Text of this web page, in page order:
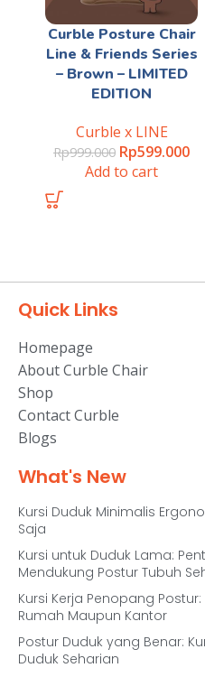
Curble Posture Chair
Line & Friends Series
– Brown – LIMITED
EDITION
Curble x LINE
Rp999.000 Rp599.000
Add to cart
Quick Links
Homepage
About Curble Chair
Shop
Contact Curble
Blogs
What's New
Kursi Duduk Minimalis
Saja
Kursi untuk Duduk Lama:
Mendukung Postur Tubuh
Kursi Kerja Penopang
Rumah Maupun Kantor
Postur Duduk yang Benar:
Duduk Seharian